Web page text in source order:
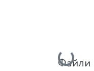
Файли